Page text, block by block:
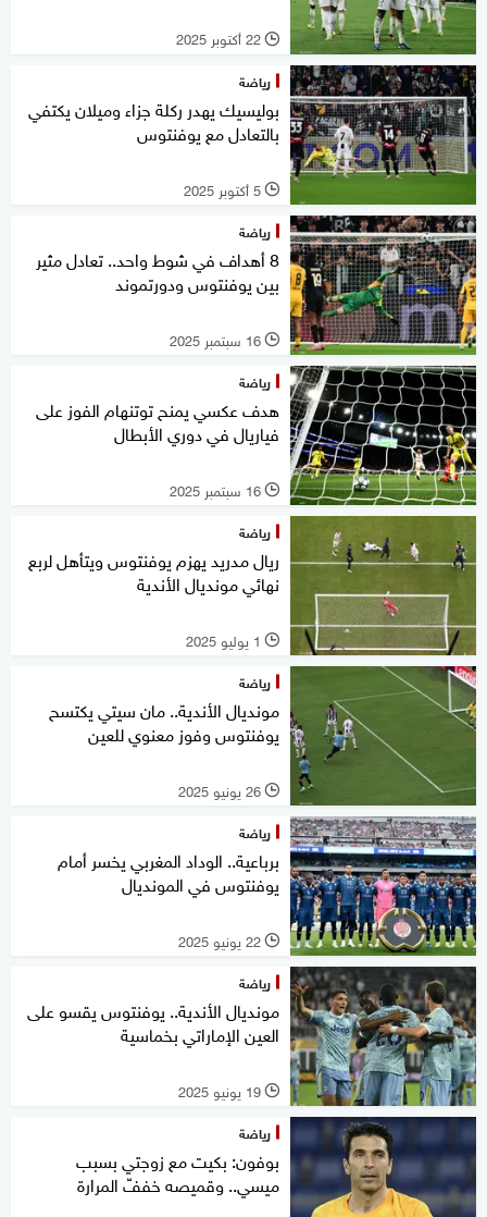
l 22 أكتوبر 2025
رياضة
بوليسيك يهدر ركلة جزاء وميلان يكتفي
بالتعادل مع يوفنتوس
l 5 أكتوبر 2025
رياضة
8 أهداف في شوط واحد.. تعادل مثير
بين يوفنتوس ودورتموند
l 16 سبتمبر 2025
رياضة
هدف عكسي يمنح توتنهام الفوز على
فياريال في دوري الأبطال
l 16 سبتمبر 2025
رياضة
ريال مدريد يهزم يوفنتوس ويتأهل لربع
نهائي مونديال الأندية
l 1 يوليو 2025
رياضة
مونديال الأندية.. مان سيتي يكتسح
يوفنتوس وفوز معنوي للعين
l 26 يونيو 2025
رياضة
برباعية.. الوداد المغربي يخسر أمام
يوفنتوس في المونديال
l 22 يونيو 2025
رياضة
مونديال الأندية.. يوفنتوس يقسو على
العين الإماراتي بخماسية
l 19 يونيو 2025
رياضة
بوفون: بكيت مع زوجتي بسبب
ميسي.. وقميصه خففّ المرارة